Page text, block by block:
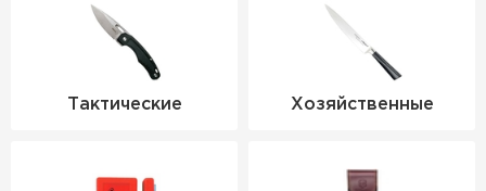
Тактические Хозяйственные